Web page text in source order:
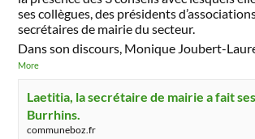
ses collègues, des présidents
secrétaires de mairie du secteur.
Dans son discours, Monique Joubert-
More
Laetitia, la secrétaire de mairie a fait
Burrhins.
communeboz.fr